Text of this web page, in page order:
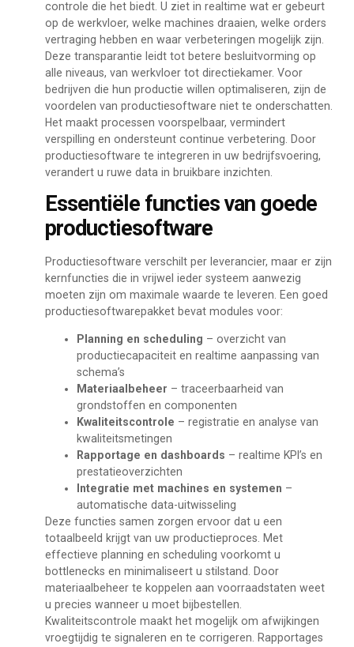
controle die het biedt. U ziet in realtime wat er gebeurt
op de werkvloer, welke machines draaien, welke orders
vertraging hebben en waar verbeteringen mogelijk zijn.
Deze transparantie leidt tot betere besluitvorming op
alle niveaus, van werkvloer tot directiekamer. Voor
bedrijven die hun productie willen optimaliseren, zijn de
voordelen van productiesoftware niet te onderschatten.
Het maakt processen voorspelbaar, vermindert
verspilling en ondersteunt continue verbetering. Door
productiesoftware te integreren in uw bedrijfsvoering,
verandert u ruwe data in bruikbare inzichten.
Essentiële functies van goede
productiesoftware
Productiesoftware verschilt per leverancier, maar er zijn
kernfuncties die in vrijwel ieder systeem aanwezig
moeten zijn om maximale waarde te leveren. Een goed
productiesoftwarepakket bevat modules voor:
Planning en scheduling – overzicht van
productiecapaciteit en realtime aanpassing van
schema’s
Materiaalbeheer – traceerbaarheid van
grondstoffen en componenten
Kwaliteitscontrole – registratie en analyse van
kwaliteitsmetingen
Rapportage en dashboards – realtime KPI’s en
prestatieoverzichten
Integratie met machines en systemen –
automatische data-uitwisseling
Deze functies samen zorgen ervoor dat u een
totaalbeeld krijgt van uw productieproces. Met
effectieve planning en scheduling voorkomt u
bottlenecks en minimaliseert u stilstand. Door
materiaalbeheer te koppelen aan voorraadstaten weet
u precies wanneer u moet bijbestellen.
Kwaliteitscontrole maakt het mogelijk om afwijkingen
vroegtijdig te signaleren en te corrigeren. Rapportages